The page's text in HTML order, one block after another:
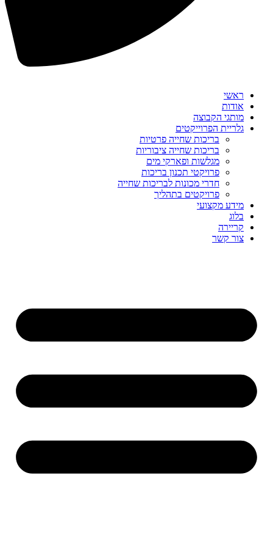
ראשי
אודות
מותגי הקבוצה
גלריית הפרוייקטים
בריכות שחייה פרטיות
בריכות שחייה ציבוריות
מגלשות ופארקי מים
פרויקטי תכנון בריכות
חדרי מכונות לבריכות שחייה
פרויקטים בתהליך
מידע מקצועי
בלוג
קריירה
צור קשר